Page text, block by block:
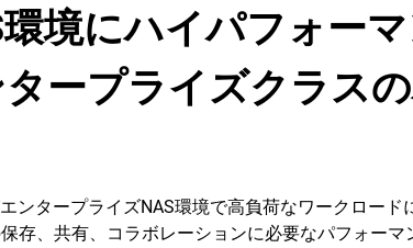
境にハイパフォー
ープライズクラス
タープライズNAS環境で高負荷なワークロード
存、共有、コラボレーションに必要なパフォー